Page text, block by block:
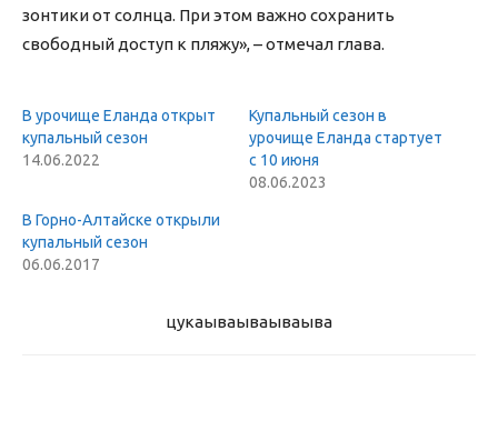
зонтики от солнца. При этом важно сохранить
свободный доступ к пляжу», – отмечал глава.
В урочище Еланда открыт
купальный сезон
14.06.2022
Купальный сезон в
урочище Еланда стартует
с 10 июня
08.06.2023
В Горно-Алтайске открыли
купальный сезон
06.06.2017
цукаываываываыва